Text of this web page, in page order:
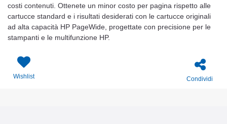
costi contenuti. Ottenete un minor costo per pagina rispetto alle
cartucce standard e i risultati desiderati con le cartucce originali
ad alta capacità HP PageWide, progettate con precisione per le
stampanti e le multifunzione HP.
Wishlist Condividi